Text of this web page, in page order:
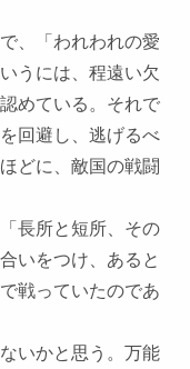
、「われわれの愛
うには、程遠い欠
めている。それで
回避し、逃げるべ
どに、敵国の戦闘
長所と短所、その
いをつけ、あると
戦っていたのであ
いかと思う。万能